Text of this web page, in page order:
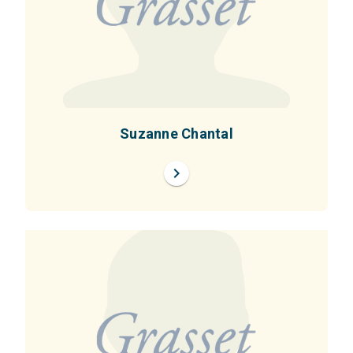
Suzanne Chantal
chevron_right